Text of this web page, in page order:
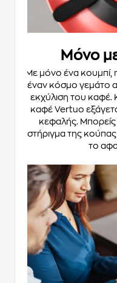
Μόνο
Με μόνο ένα κουμπί,
έναν κόσμο γεμάτο
εκχύλιση του
καφέ Vertuo
κεφαλής. Μπορείς
στήριγμα της κούπας
το